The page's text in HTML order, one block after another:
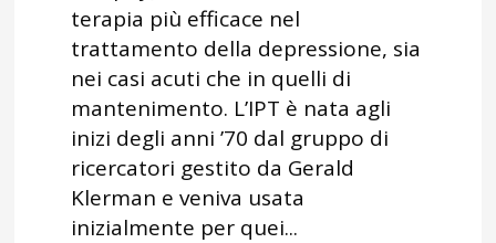
terapia più efficace nel
trattamento della depressione, sia
nei casi acuti che in quelli di
mantenimento. L’IPT è nata agli
inizi degli anni ’70 dal gruppo di
ricercatori gestito da Gerald
Klerman e veniva usata
inizialmente per quei...